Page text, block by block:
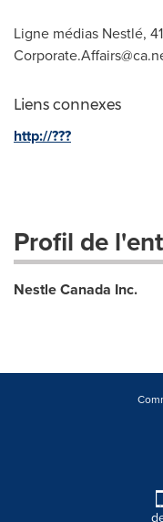
Ligne médias Nestlé,
Liens connexes
http://???
Profil de
Nestle Canada Inc.